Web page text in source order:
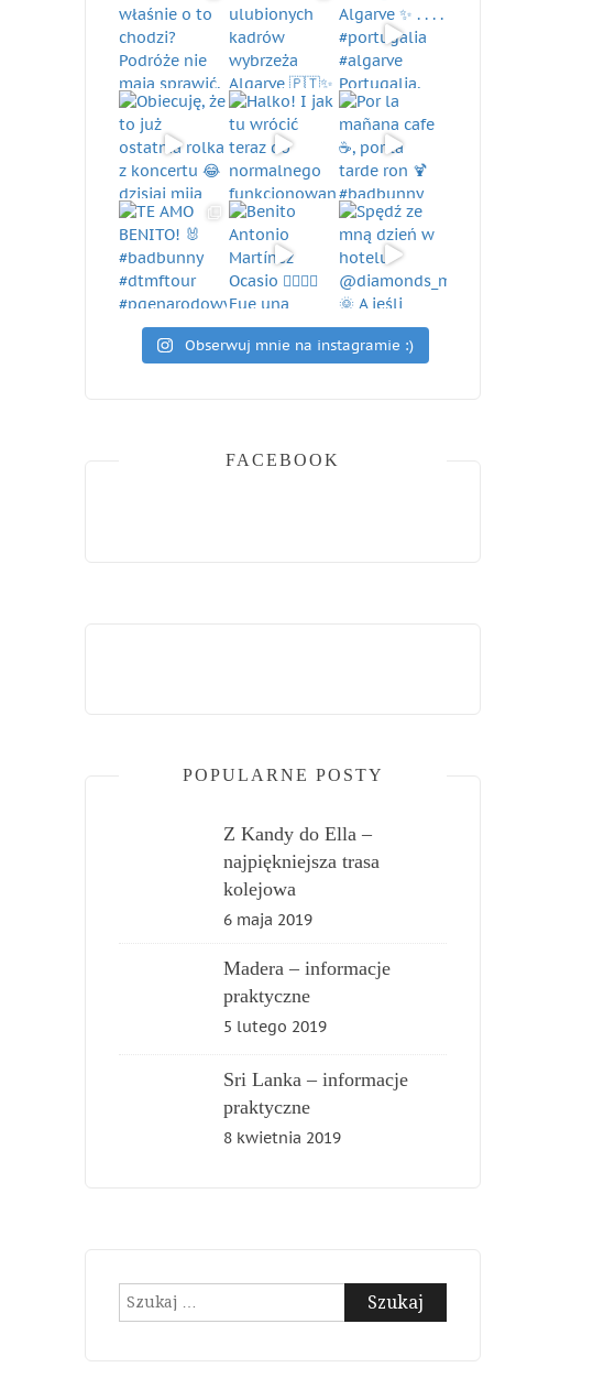
Obserwuj mnie na instagramie :)
FACEBOOK
POPULARNE POSTY
Z Kandy do Ella –
najpiękniejsza trasa
kolejowa
6 maja 2019
Madera – informacje
praktyczne
5 lutego 2019
Sri Lanka – informacje
praktyczne
8 kwietnia 2019
Szukaj: